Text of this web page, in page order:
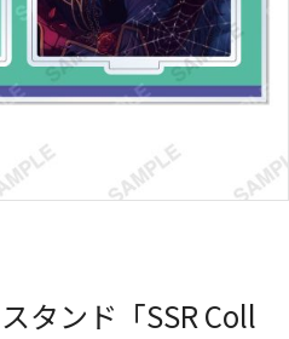
タンド「SSR Coll